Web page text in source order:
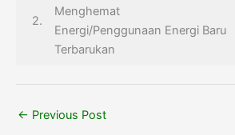
2.
Menghemat
Energi/Penggunaan Energi Baru
Terbarukan
← Previous Post